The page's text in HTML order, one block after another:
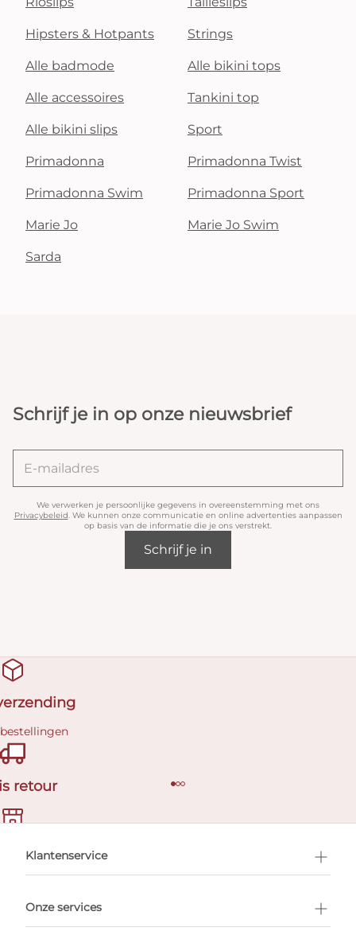
Hipsters & Hotpants Strings
Alle badmode Alle bikini tops
Alle accessoires Tankini top
Alle bikini slips Sport
Primadonna Primadonna Twist
Primadonna Swim Primadonna Sport
Marie Jo Marie Jo Swim
Sarda
Schrijf je in op onze nieuwsbrief
We verwerken je persoonlijke gegevens in overeenstemming met ons
Privacybeleid. We kunnen onze communicatie en online advertenties aanpassen
op basis van de informatie die je ons verstrekt.
Schrijf je in
retour
afspraak
Klantenservice
Onze services